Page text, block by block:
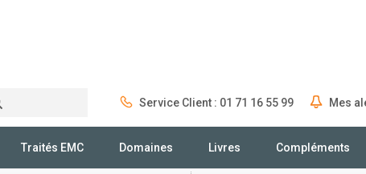
Service Client : 01 71 16 55 99 Mes
Traités EMC Domaines Livres Compléments